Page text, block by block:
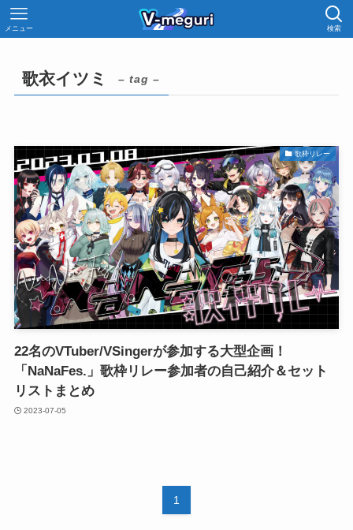
検索
メニュー
歌衣イツミ – tag –
歌枠リレー
22名のVTuber/VSingerが参加する大型企画！
「NaNaFes.」歌枠リレー参加者の自己紹介＆セット
リストまとめ
2023-07-05
1